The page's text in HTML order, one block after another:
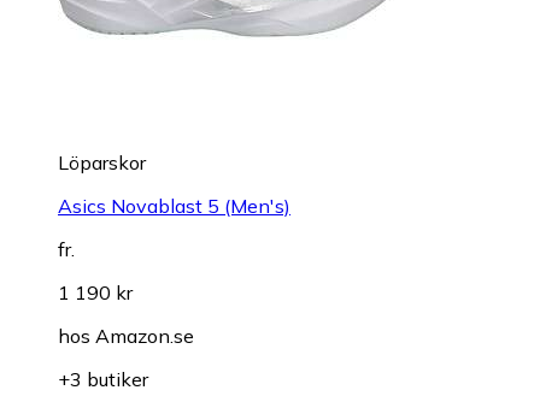
Löparskor
Asics Novablast 5 (Men's)
fr.
1 190 kr
hos Amazon.se
+3 butiker